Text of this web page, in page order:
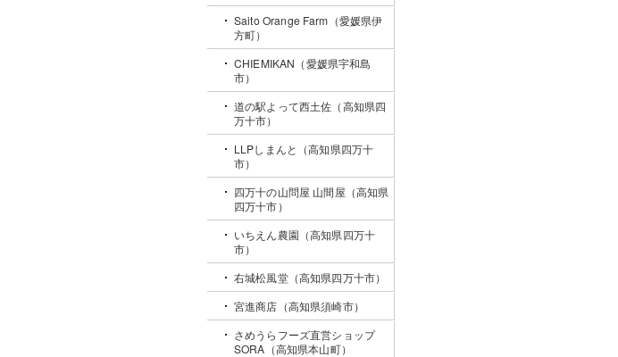
Saito Orange Farm（愛媛県伊
方町）
CHIEMIKAN（愛媛県宇和島
市）
道の駅よって西土佐（高知県四
万十市）
LLPしまんと（高知県四万十
市）
四万十の山問屋 山間屋（高知県
四万十市）
いちえん農園（高知県四万十
市）
右城松風堂（高知県四万十市）
宮進商店（高知県須崎市）
さめうらフーズ直営ショップ
SORA（高知県本山町）